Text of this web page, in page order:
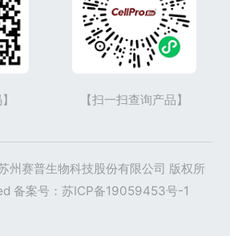
【扫一扫查询产品】
赛普生物科技股份有限公司 版权所
备案号：苏ICP备19059453号-1